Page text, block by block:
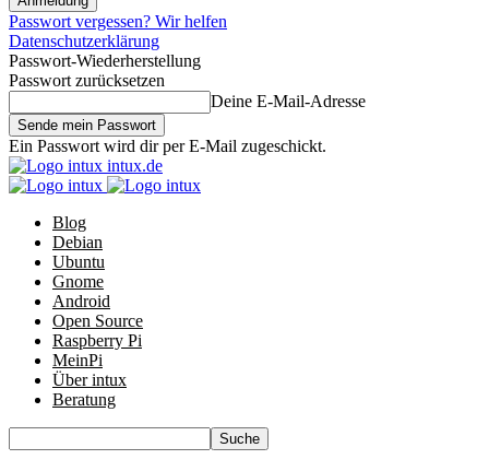
Passwort vergessen? Wir helfen
Datenschutzerklärung
Passwort-Wiederherstellung
Passwort zurücksetzen
Deine E-Mail-Adresse
Ein Passwort wird dir per E-Mail zugeschickt.
intux.de
Blog
Debian
Ubuntu
Gnome
Android
Open Source
Raspberry Pi
MeinPi
Über intux
Beratung